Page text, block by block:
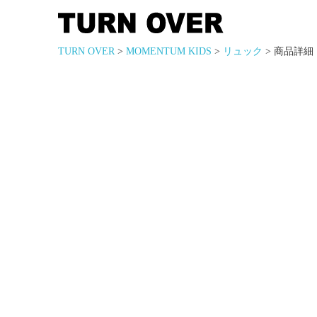
TURN OVER> MOMENTUM KIDS > リュック > 商品詳細